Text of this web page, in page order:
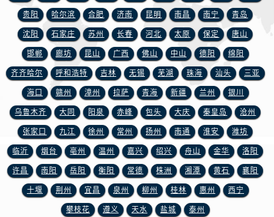
贵阳 哈尔滨 合肥 济南 昆明 南昌 南宁 青岛
沈阳 石家庄 苏州 长春 河北 太原 保定 唐山
邯郸 廊坊 昆山 广西 佛山 中山 德阳 绵阳
齐齐哈尔 呼和浩特 吉林 无锡 芜湖 珠海 汕头 三亚
海口 赣州 漳州 拉萨 青海 新疆 兰州 银川
乌鲁木齐 大同 阳泉 赤峰 包头 大庆 秦皇岛 沧州
张家口 九江 徐州 常州 扬州 南通 淮安 潍坊
临沂 烟台 亳州 温州 嘉兴 绍兴 舟山 金华 洛阳
许昌 南阳 岳阳 衡阳 常德 株洲 湘潭 黄石 襄阳
十堰 荆州 宜昌 泉州 柳州 桂林 惠州 西宁
攀枝花 遵义 天水 盐城 泰州